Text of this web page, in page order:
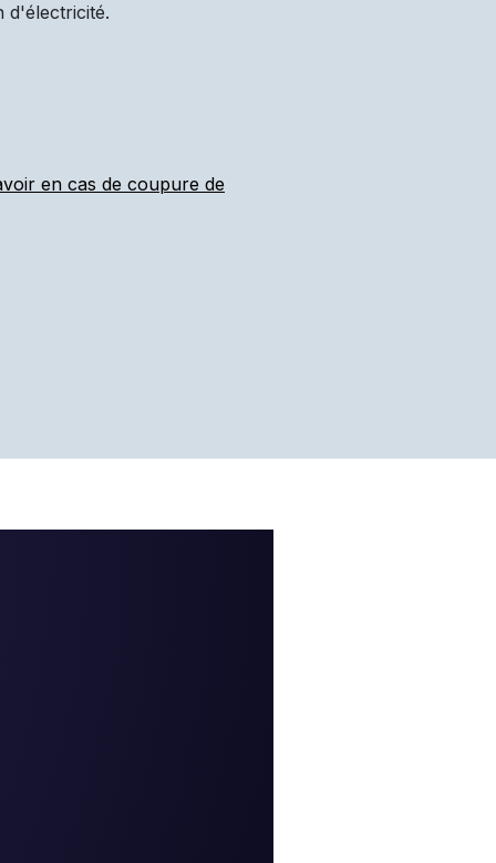
d'électricité.
en cas de coupure de